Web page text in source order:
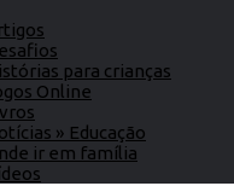
para crianças
Online
» Educação
ir em família